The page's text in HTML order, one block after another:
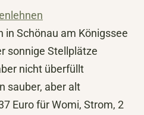
in Schönau am Königssee
sonnige Stellplätze
nicht überfüllt
sauber, aber alt
Euro für Womi, Strom, 2